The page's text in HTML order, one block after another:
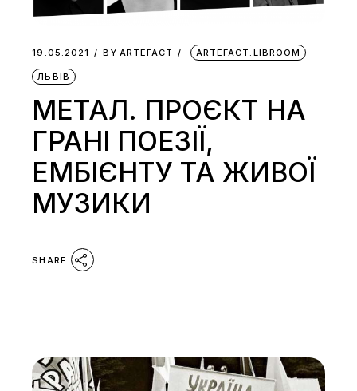
19.05.2021 BY ARTEFACT ARTEFACT.LIBROOM
ЛЬВІВ
МЕТАЛ. ПРОЄКТ НА
ГРАНІ ПОЕЗІЇ,
ЕМБІЄНТУ ТА ЖИВОЇ
МУЗИКИ
SHARE